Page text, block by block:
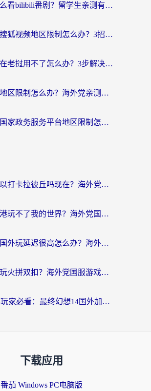
在国外怎么看bilibili番剧？留学生亲测有效的地域限制突破指南（附酷我酷狗音乐解决方法）
在越南用搜狐视频地区限制怎么办？3招解决海外看国内剧难题（附西瓜视频CCTV观看技巧）
皮皮影视在老挝用不了怎么办？3步解决海外看国内影视&财经的痛点
香港酷我地区限制怎么办？海外党亲测有效的回国加速方案来了
在美国用国家政务服务平台地区限制怎么办？海外华人必备的突破攻略（附追剧看片技巧）
在欧洲可以打卡拉彼丘吗现在？海外党国服游戏加速器终极避坑指南
为什么香港玩不了我的世界？海外党国服游戏加速终极解决方案
腾讯桌球国外玩延迟很高怎么办？海外党亲测有效的国服游戏加速指南
泰国怎么玩火拼双扣？海外党国服游戏加速终极指南（附暗区突围植物大战僵尸实测）
海外FF14玩家必看：最终幻想14国外加速器下载安装全攻略+卡顿解决秘籍
下载应用
番茄 Windows PC电脑版